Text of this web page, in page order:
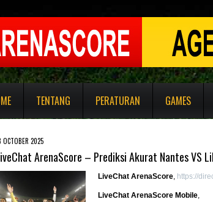
TENTANG PERATURAN GAMES
OCTOBER 2025
ArenaScore – Prediksi Akurat Nantes VS
LiveChat ArenaScore, https://
LiveChat ArenaScore Mobile,